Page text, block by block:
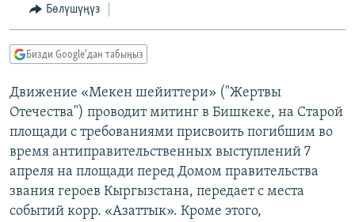
ЭКОНОМИКА
БОРБОР АЗИЯ
АТАЙЫН ИЛИКТӨӨ
БҮГҮН АЗАТТЫКТА
ЭКСПЕРТТЕР ТАЛДАЙТ
БИЗ ЖАНА ДҮЙНӨ
ДАНИСТЕ
ЭЖЕ-СИҢДИЛЕР
АЗАТТЫК+
ПОДКАСТ
ӨЗГӨЧӨ ПИКИР
Русский
ОНЛАЙН ШЕРИНЕ
Бөлүшүңүз
Бизди Google'дан табыңыз
Движение «Мекен шейиттери» ("Жертвы
Отечества") проводит митинг в Бишкеке, на Старой
площади с требованиями присвоить погибшим во
время антиправительственных выступлений 7
апреля на площади перед Домом правительства
звания героев Кыргызстана, передает с места
событий корр. «Азаттык». Кроме этого,